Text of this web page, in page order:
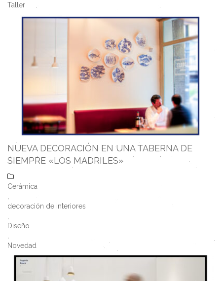
Taller
NUEVA DECORACIÓN EN UNA TABERNA DE
SIEMPRE «LOS MADRILES»
Cerámica
decoración de interiores
Diseño
Novedad